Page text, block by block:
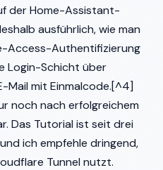
der Home-Assistant-
ausführlich, wie man
Access-Authentifizierung
Login-Schicht über
Mail mit Einmalcode.[^4]
noch nach erfolgreichem
Das Tutorial ist seit drei
ich empfehle dringend,
Tunnel nutzt.